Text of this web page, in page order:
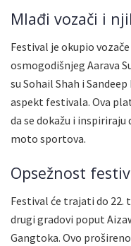
Mlađi vozači i
Festival je okupio
osmogodišnjeg Aarava
su Sohail Shah i
aspekt festivala. Ova
da se dokažu i inspiriraju
moto sportova.
Opsežnost
Festival će trajati do 22.
drugi gradovi poput
Gangtoka. Ovo